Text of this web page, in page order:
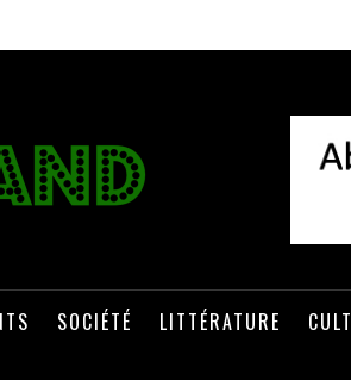
SOCIÉTÉ LITTÉRATURE